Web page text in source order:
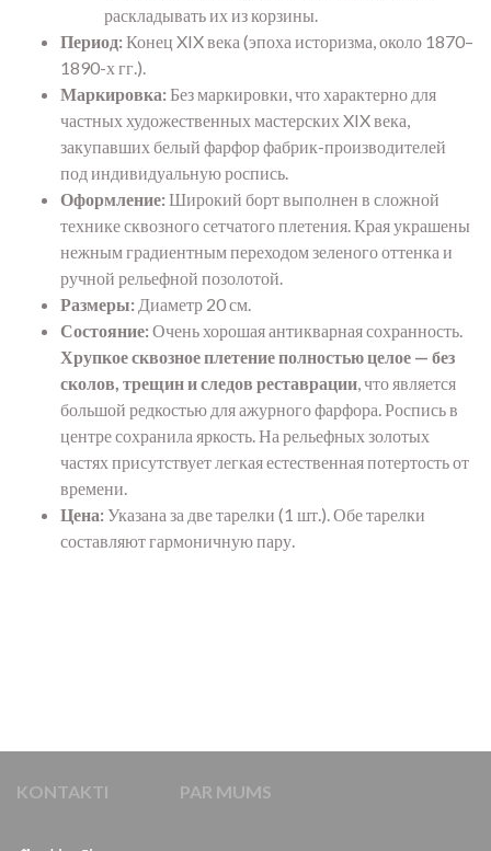
раскладывать их из корзины.
Период:Конец XIX века (эпоха историзма, около 1870–
1890-х гг.).
Маркировка:Без маркировки, что характерно для
частных художественных мастерских XIX века,
закупавших белый фарфор фабрик-производителей
под индивидуальную роспись.
Оформление:Широкий борт выполнен в сложной
технике сквозного сетчатого плетения. Края украшены
нежным градиентным переходом зеленого оттенка и
ручной рельефной позолотой.
Размеры: Диаметр 20 см.
Состояние:Очень хорошая антикварная сохранность.
Хрупкое сквозное плетение полностью целое — без
сколов, трещин и следов реставрации, что является
большой редкостью для ажурного фарфора. Роспись в
центре сохранила яркость. На рельефных золотых
частях присутствует легкая естественная потертость от
времени.
Цена:Указана за две тарелки (1 шт.). Обе тарелки
составляют гармоничную пару.
KONTAKTI PAR MUMS